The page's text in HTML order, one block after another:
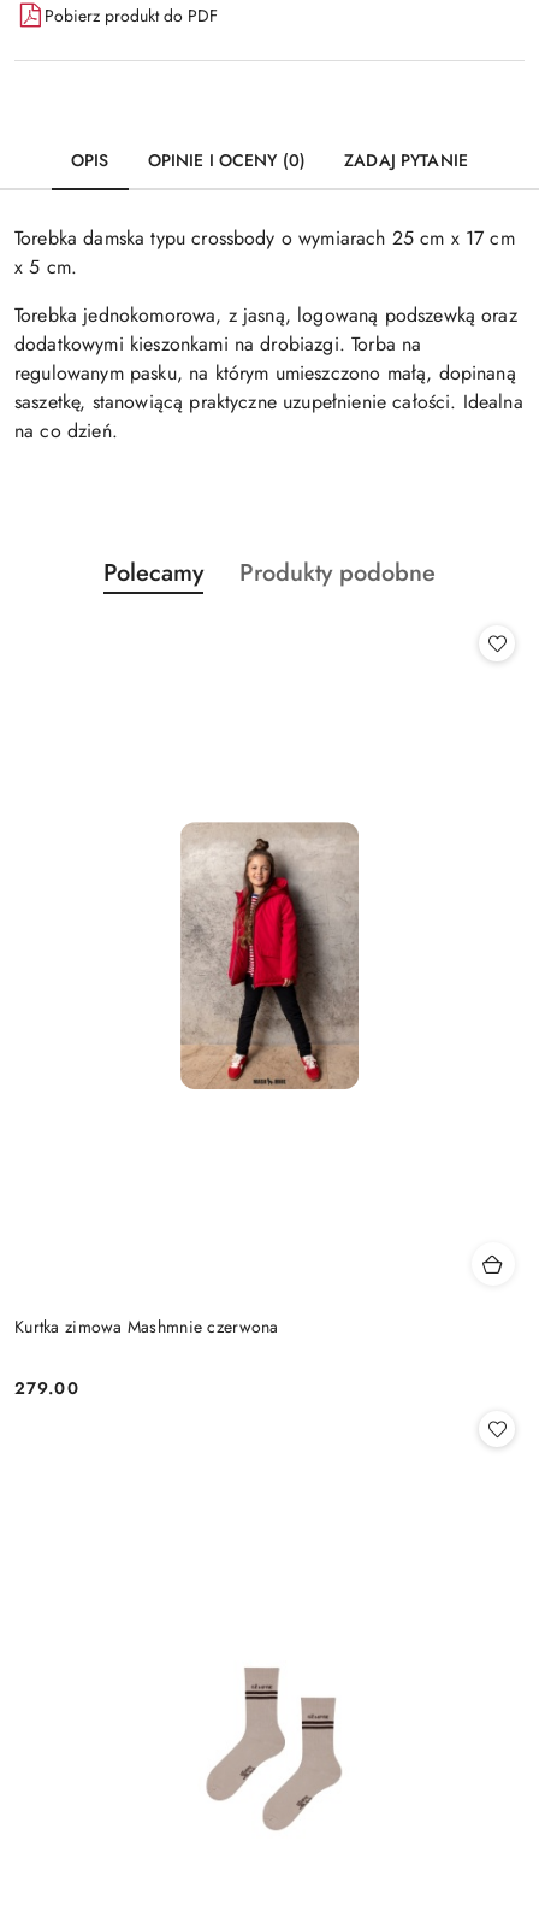
Pobierz produkt do PDF
OPIS OPINIE I OCENY (0) ZADAJ PYTANIE
Torebka damska typu crossbody o wymiarach 25 cm x 17 cm
x 5 cm.
Torebka jednokomorowa, z jasną, logowaną podszewką oraz
dodatkowymi kieszonkami na drobiazgi. Torba na
regulowanym pasku, na którym umieszczono małą, dopinaną
saszetkę, stanowiącą praktyczne uzupełnienie całości. Idealna
na co dzień.
Pomiń karuzelę produktów
Produkty
o
Polecamy
Produkty
Produkty podobne
Kurtka zimowa Mashmnie czerwona
Cena:
279.00